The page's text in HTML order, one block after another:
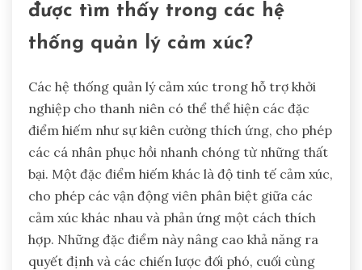
được tìm thấy trong các hệ
thống quản lý cảm xúc?
Các hệ thống quản lý cảm xúc trong hỗ trợ khởi
nghiệp cho thanh niên có thể thể hiện các đặc
điểm hiếm như sự kiên cường thích ứng, cho phép
các cá nhân phục hồi nhanh chóng từ những thất
bại. Một đặc điểm hiếm khác là độ tinh tế cảm xúc,
cho phép các vận động viên phân biệt giữa các
cảm xúc khác nhau và phản ứng một cách thích
hợp. Những đặc điểm này nâng cao khả năng ra
quyết định và các chiến lược đối phó, cuối cùng